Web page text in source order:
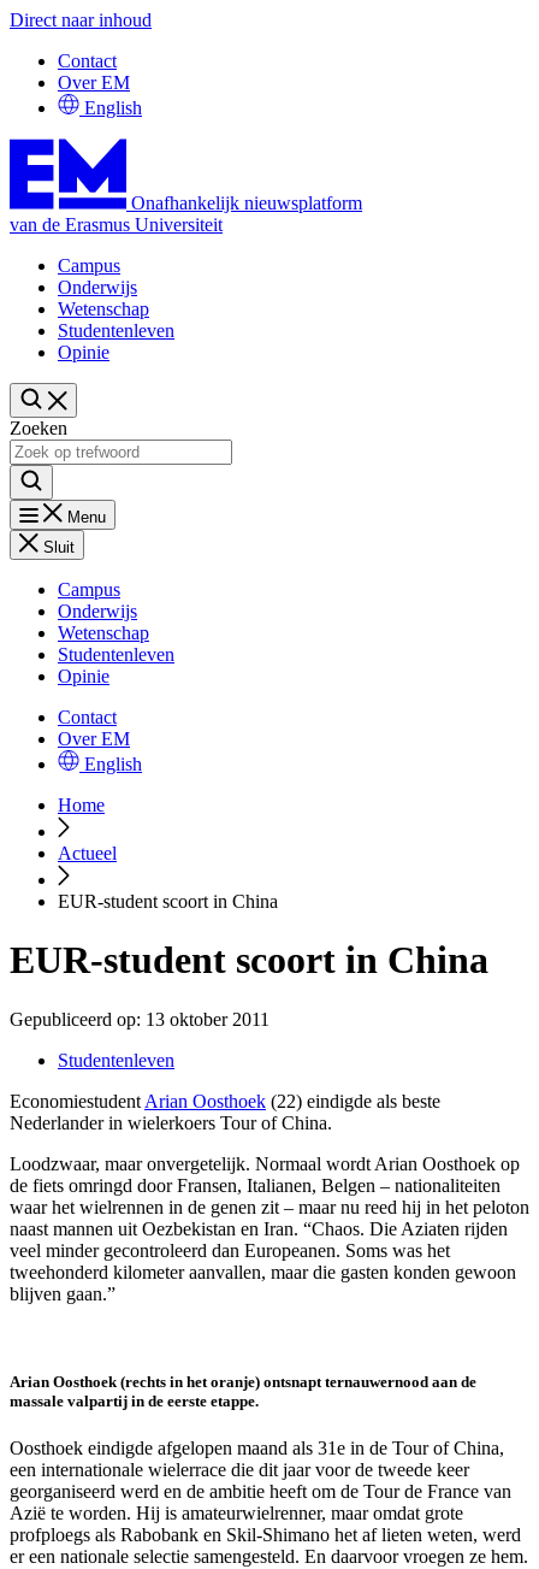
Direct naar inhoud
Contact
Over EM
English
Onafhankelijk nieuwsplatform
van de Erasmus Universiteit
Campus
Onderwijs
Wetenschap
Studentenleven
Opinie
Zoeken
Menu
Sluit
Campus
Onderwijs
Wetenschap
Studentenleven
Opinie
Contact
Over EM
English
Home
Actueel
EUR-student scoort in China
EUR-student scoort in China
Gepubliceerd op: 13 oktober 2011
Studentenleven
Economiestudent Arian Oosthoek (22) eindigde als beste
Nederlander in wielerkoers Tour of China.
Loodzwaar, maar onvergetelijk. Normaal wordt Arian Oosthoek op
de fiets omringd door Fransen, Italianen, Belgen – nationaliteiten
waar het wielrennen in de genen zit – maar nu reed hij in het peloton
naast mannen uit Oezbekistan en Iran. “Chaos. Die Aziaten rijden
veel minder gecontroleerd dan Europeanen. Soms was het
tweehonderd kilometer aanvallen, maar die gasten konden gewoon
blijven gaan.”
Arian Oosthoek (rechts in het oranje) ontsnapt ternauwernood aan de
massale valpartij in de eerste etappe.
Oosthoek eindigde afgelopen maand als 31e in de Tour of China,
een internationale wielerrace die dit jaar voor de tweede keer
georganiseerd werd en de ambitie heeft om de Tour de France van
Azië te worden. Hij is amateurwielrenner, maar omdat grote
profploegs als Rabobank en Skil-Shimano het af lieten weten, werd
er een nationale selectie samengesteld. En daarvoor vroegen ze hem.